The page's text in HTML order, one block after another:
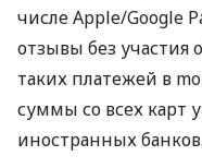
числе Apple/Google
отзывы без участия
таких платежей в
суммы со всех карт
иностранных банков.